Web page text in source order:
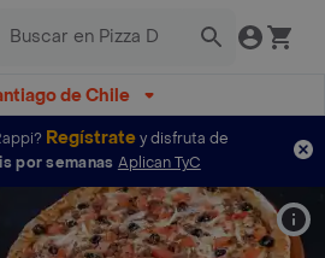
de Chile
Regístratey disfruta de
por semanas Aplican TyC